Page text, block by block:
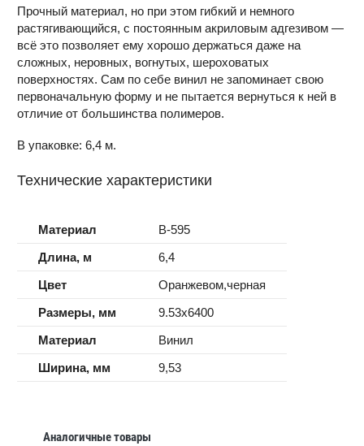
Прочный материал, но при этом гибкий и немного
растягивающийся, с постоянным акриловым адгезивом —
всё это позволяет ему хорошо держаться даже на
сложных, неровных, вогнутых, шероховатых
поверхностях. Сам по себе винил не запоминает свою
первоначальную форму и не пытается вернуться к ней в
отличие от большинства полимеров.
В упаковке: 6,4 м.
Технические характеристики
Материал
B-595
Длина, м
6,4
Цвет
Оранжевом,черная
Размеры, мм
9.53x6400
Материал
Винил
Ширина, мм
9,53
Аналогичные товары